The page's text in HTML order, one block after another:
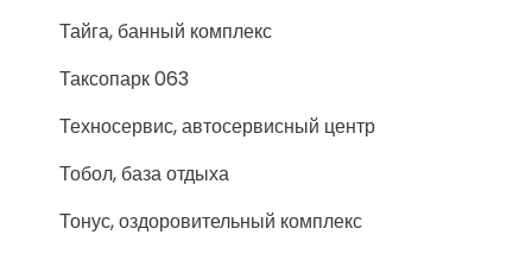
Тайга, банный комплекс
Таксопарк 063
Техносервис, автосервисный центр
Тобол, база отдыха
Тонус, оздоровительный комплекс